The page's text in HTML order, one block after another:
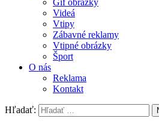
Gif obrázky
Videá
Vtipy
Zábavné reklamy
Vtipné obrázky
Šport
O nás
Reklama
Kontakt
Hľadať: